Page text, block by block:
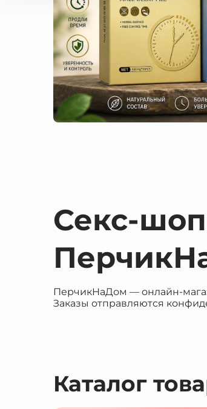
Секс-шоп
ПерчикНаДом — онлайн-
Заказы отправляются
Каталог